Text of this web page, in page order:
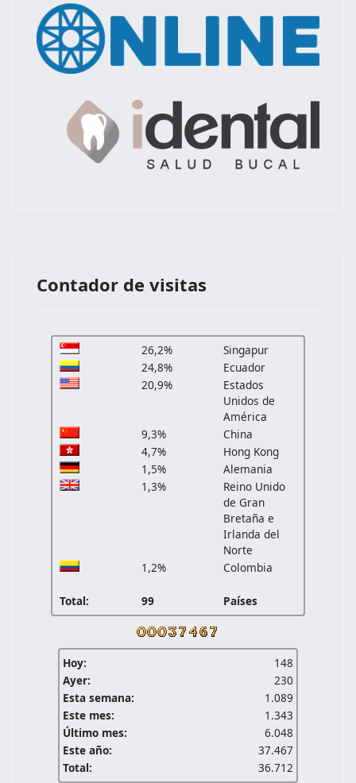
Contador de visitas
26,2%
Singapur
24,8%
Ecuador
20,9%
Estados
Unidos de
América
9,3%
China
4,7%
Hong Kong
1,5%
Alemania
1,3%
Reino Unido
de Gran
Bretaña e
Irlanda del
Norte
1,2%
Colombia
Total: 99 Países
Hoy:
148
Ayer:
230
Esta semana:
1.089
Este mes:
1.343
Último mes:
6.048
Este año:
37.467
Total:
36.712